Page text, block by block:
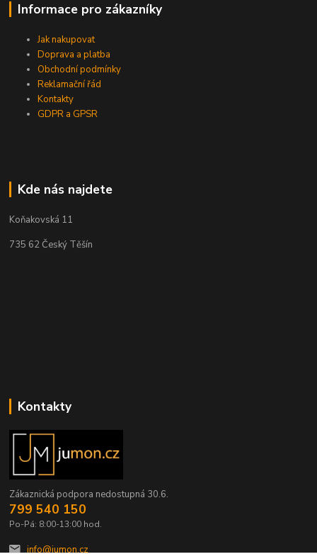
Informace pro zákazníky
Jak nakupovat
Doprava a platba
Obchodní podmínky
Reklamační řád
Kontakty
GDPR a GPSR
Kde nás najdete
Koňakovská 11
735 62 Český Těšín
Kontakty
Zákaznická podpora nedostupná 30.6.
799 540 150
Po-Pá: 8:00-13:00 hod.
info@jumon.cz